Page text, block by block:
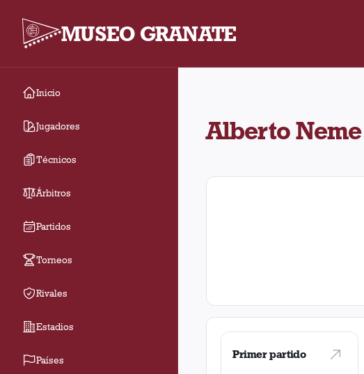
MUSEO GRANATE
Inicio
Jugadores
Técnicos
Árbitros
Partidos
Torneos
Rivales
Estadios
Países
Alberto Neme
Primer partido